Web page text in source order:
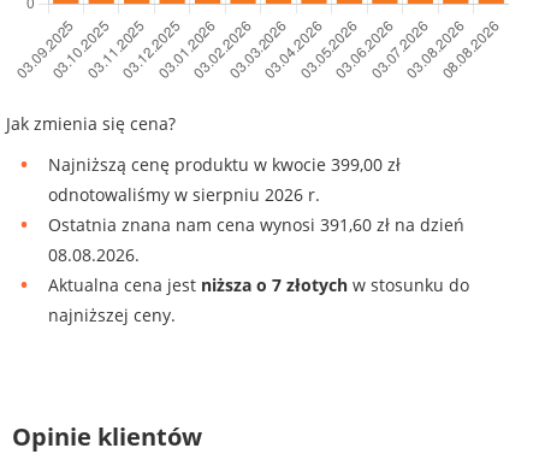
Jak zmienia się cena?
Najniższą cenę produktu w kwocie 399,00 zł
odnotowaliśmy w sierpniu 2026 r.
Ostatnia znana nam cena wynosi 391,60 zł na dzień
08.08.2026.
Aktualna cena jest niższa o 7 złotych w stosunku do
najniższej ceny.
Opinie klientów